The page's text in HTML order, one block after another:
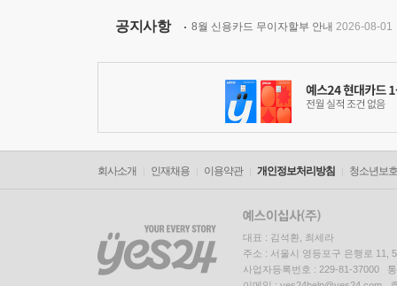
공지사항 8월 신용카드 무이자할부 안내 2026-08-01
회사소개 인재채용 이용약관 개인정보처리방침 청소년보
대표 : 김석환, 최세라
주소 : 서울시 영등포구 은행로 11,
사업자등록번호 : 229-81-37000